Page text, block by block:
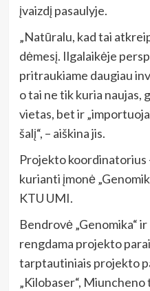
įvaizdį pasaulyje.
„Natūralu, kad tai
dėmesį. Ilgalaikėje
pritraukiame daugiau
o tai ne tik kuria naujas,
vietas, bet ir
šalį“, – aiškina jis.
Projekto koordinatorius
kurianti įmonė
KTU UMI.
Bendrovė „Genomika“
rengdama projekto
tarptautiniais projekto
„Kilobaser“,